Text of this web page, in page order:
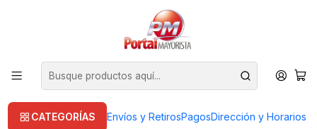
CATEGORÍAS Envíos y RetirosPagosDirección y Horarios